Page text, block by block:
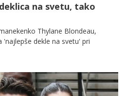
na svetu, tako
Thylane Blondeau,
'najlepše dekle na svetu' pri